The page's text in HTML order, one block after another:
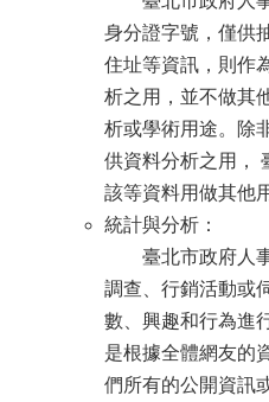
身分證字號，僅供
住址等資訊，則作
析之用，並不做其
析或學術用途。除
供資料分析之用，
該等資料用做其他
統計與分析：
臺北市政府人事
調查、行銷活動或
數、興趣和行為進
是根據全體網友的
們所有的公開資訊